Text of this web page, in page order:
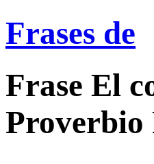
Frases de
Frase El
Proverbio